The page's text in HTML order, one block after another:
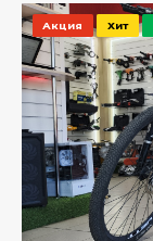
Акция Хит